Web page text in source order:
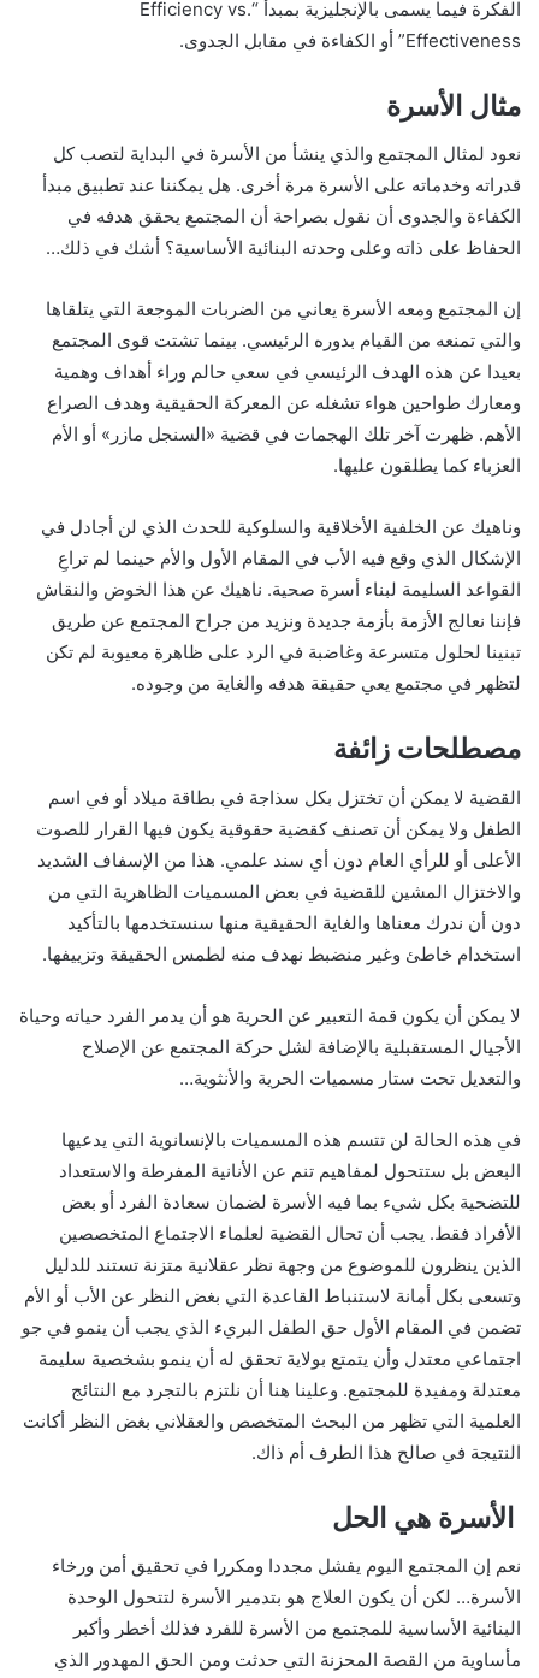
الفكرة فيما يسمى بالإنجليزية بمبدأ “Efficiency vs.
Effectiveness” أو الكفاءة في مقابل الجدوى.
مثال الأسرة
نعود لمثال المجتمع والذي ينشأ من الأسرة في البداية لتصب كل
قدراته وخدماته على الأسرة مرة أخرى. هل يمكننا عند تطبيق مبدأ
الكفاءة والجدوى أن نقول بصراحة أن المجتمع يحقق هدفه في
الحفاظ على ذاته وعلى وحدته البنائية الأساسية؟ أشك في ذلك…
إن المجتمع ومعه الأسرة يعاني من الضربات الموجعة التي يتلقاها
والتي تمنعه من القيام بدوره الرئيسي. بينما تشتت قوى المجتمع
بعيدا عن هذه الهدف الرئيسي في سعي حالم وراء أهداف وهمية
ومعارك طواحين هواء تشغله عن المعركة الحقيقية وهدف الصراع
الأهم. ظهرت آخر تلك الهجمات في قضية «السنجل مازر» أو الأم
العزباء كما يطلقون عليها.
وناهيك عن الخلفية الأخلاقية والسلوكية للحدث الذي لن أجادل في
الإشكال الذي وقع فيه الأب في المقام الأول والأم حينما لم تراعِ
القواعد السليمة لبناء أسرة صحية. ناهيك عن هذا الخوض والنقاش
فإننا نعالج الأزمة بأزمة جديدة ونزيد من جراح المجتمع عن طريق
تبنينا لحلول متسرعة وغاضبة في الرد على ظاهرة معيوبة لم تكن
لتظهر في مجتمع يعي حقيقة هدفه والغاية من وجوده.
مصطلحات زائفة
القضية لا يمكن أن تختزل بكل سذاجة في بطاقة ميلاد أو في اسم
الطفل ولا يمكن أن تصنف كقضية حقوقية يكون فيها القرار للصوت
الأعلى أو للرأي العام دون أي سند علمي. هذا من الإسفاف الشديد
والاختزال المشين للقضية في بعض المسميات الظاهرية التي من
دون أن ندرك معناها والغاية الحقيقية منها سنستخدمها بالتأكيد
استخدام خاطئ وغير منضبط نهدف منه لطمس الحقيقة وتزييفها.
لا يمكن أن يكون قمة التعبير عن الحرية هو أن يدمر الفرد حياته وحياة
الأجيال المستقبلية بالإضافة لشل حركة المجتمع عن الإصلاح
والتعديل تحت ستار مسميات الحرية والأنثوية…
في هذه الحالة لن تتسم هذه المسميات بالإنسانوية التي يدعيها
البعض بل ستتحول لمفاهيم تنم عن الأنانية المفرطة والاستعداد
للتضحية بكل شيء بما فيه الأسرة لضمان سعادة الفرد أو بعض
الأفراد فقط. يجب أن تحال القضية لعلماء الاجتماع المتخصصين
الذين ينظرون للموضوع من وجهة نظر عقلانية متزنة تستند للدليل
وتسعى بكل أمانة لاستنباط القاعدة التي بغض النظر عن الأب أو الأم
تضمن في المقام الأول حق الطفل البريء الذي يجب أن ينمو في جو
اجتماعي معتدل وأن يتمتع بولاية تحقق له أن ينمو بشخصية سليمة
معتدلة ومفيدة للمجتمع. وعلينا هنا أن نلتزم بالتجرد مع النتائج
العلمية التي تظهر من البحث المتخصص والعقلاني بغض النظر أكانت
النتيجة في صالح هذا الطرف أم ذاك.
الأسرة هي الحل
نعم إن المجتمع اليوم يفشل مجددا ومكررا في تحقيق أمن ورخاء
الأسرة… لكن أن يكون العلاج هو بتدمير الأسرة لتتحول الوحدة
البنائية الأساسية للمجتمع من الأسرة للفرد فذلك أخطر وأكبر
مأساوية من القصة المحزنة التي حدثت ومن الحق المهدور الذي